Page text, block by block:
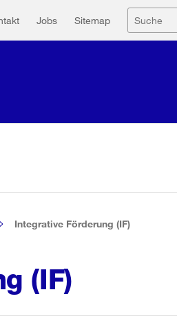
Jobs Sitemap Suche
Integrative Förderung (IF)
(IF)